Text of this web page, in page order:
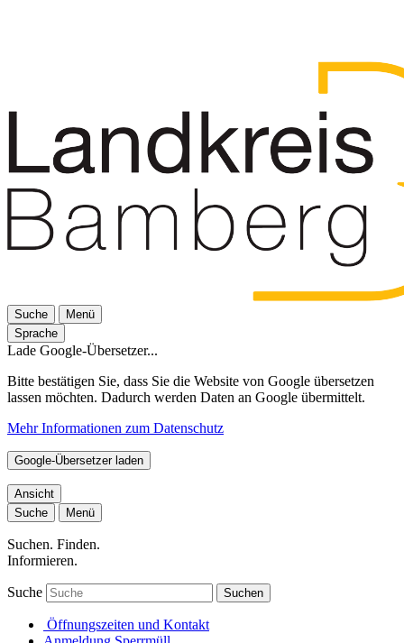
Suche
Menü
Sprache
Lade Google-Übersetzer...
Bitte bestätigen Sie, dass Sie die Website von Google übersetzen
lassen möchten. Dadurch werden Daten an Google übermittelt.
Mehr Informationen zum Datenschutz
Google-Übersetzer laden
Ansicht
Suche
Menü
Suchen. Finden.
Informieren.
Suche Suchen
Öffnungszeiten und Kontakt